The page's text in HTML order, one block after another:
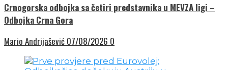
Crnogorska odbojka sa četiri predstavnika u MEVZA ligi –
Odbojka Crna Gora
Mario Andrijašević 07/08/2026 0